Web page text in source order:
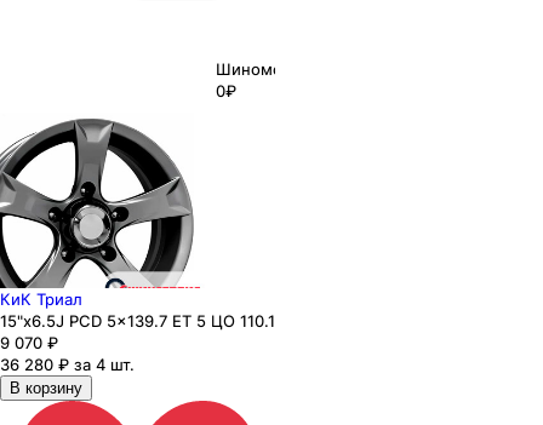
Шиномонтаж
0₽
КиК Триал
15"x6.5J PCD 5x139.7 ЕТ 5 ЦО 110.1
9 070 ₽
36 280 ₽ за 4 шт.
В корзину